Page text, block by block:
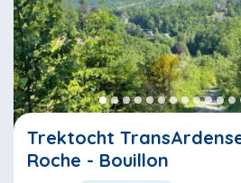
Trektocht
Roche - Bouillon